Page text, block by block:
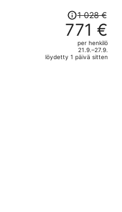
Hinta
oli
1 028 €,
hinta
on
1 028 €
771 €
per henkilö
21.9.–27.9.
löydetty 1 päivä sitten